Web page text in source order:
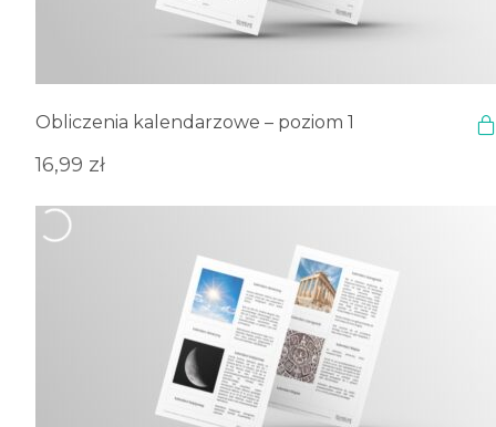
Obliczenia kalendarzowe – poziom 1
16,99 zł